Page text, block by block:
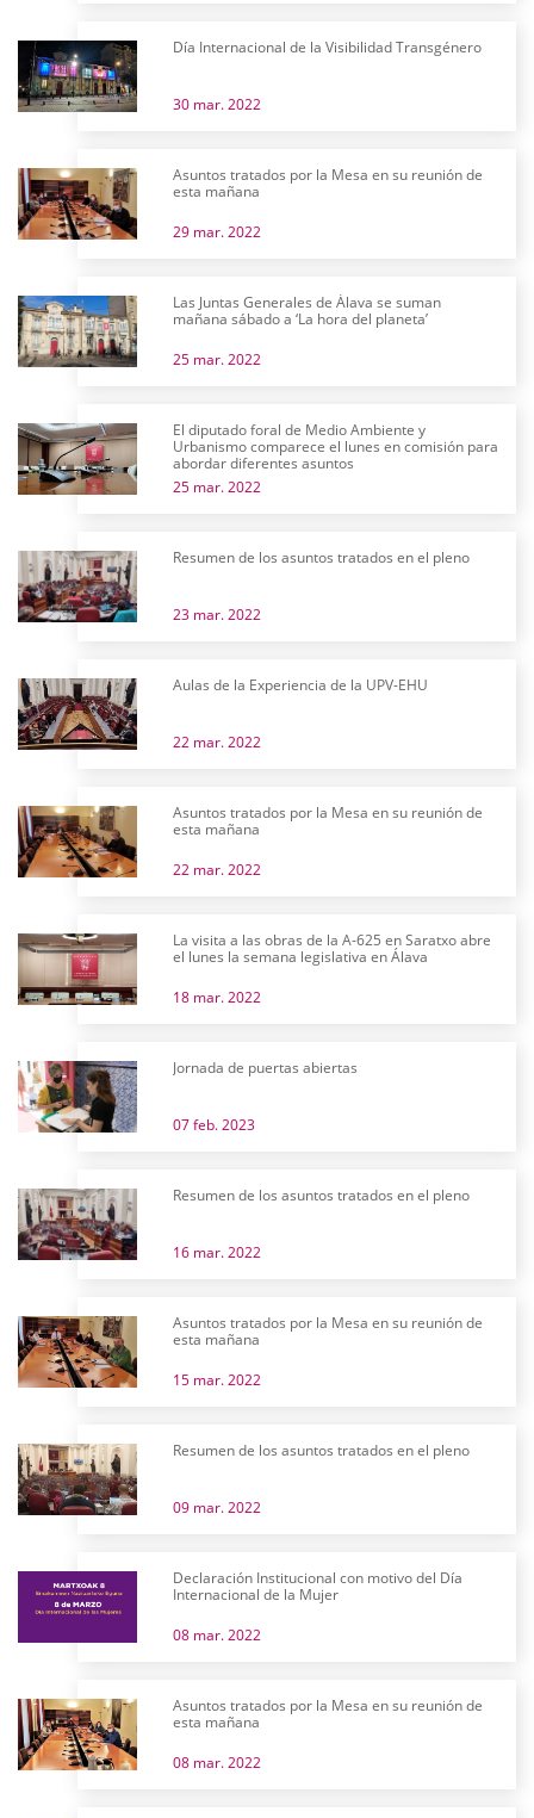
Día Internacional de la Visibilidad Transgénero
30 mar. 2022
Asuntos tratados por la Mesa en su reunión de
esta mañana
29 mar. 2022
Las Juntas Generales de Álava se suman
mañana sábado a ‘La hora del planeta’
25 mar. 2022
El diputado foral de Medio Ambiente y
Urbanismo comparece el lunes en comisión para
abordar diferentes asuntos
25 mar. 2022
Resumen de los asuntos tratados en el pleno
23 mar. 2022
Aulas de la Experiencia de la UPV-EHU
22 mar. 2022
Asuntos tratados por la Mesa en su reunión de
esta mañana
22 mar. 2022
La visita a las obras de la A-625 en Saratxo abre
el lunes la semana legislativa en Álava
18 mar. 2022
Jornada de puertas abiertas
07 feb. 2023
Resumen de los asuntos tratados en el pleno
16 mar. 2022
Asuntos tratados por la Mesa en su reunión de
esta mañana
15 mar. 2022
Resumen de los asuntos tratados en el pleno
09 mar. 2022
Declaración Institucional con motivo del Día
Internacional de la Mujer
08 mar. 2022
Asuntos tratados por la Mesa en su reunión de
esta mañana
08 mar. 2022